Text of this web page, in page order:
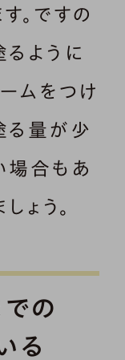
。ですの
ように
ームをつけ
る量が少
場合もあ
ょう。
の
る